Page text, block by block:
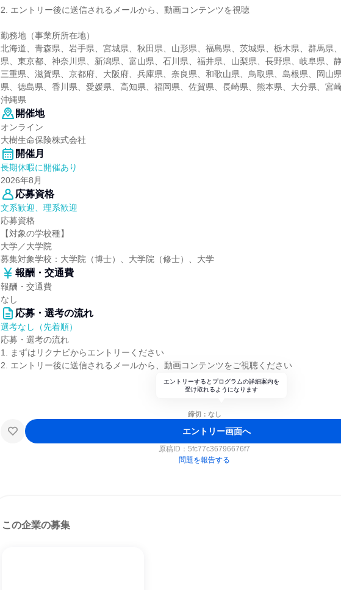
2. エントリー後に送信されるメールから、動画コンテンツを視聴
勤務地（事業所所在地）
北海道、青森県、岩手県、宮城県、秋田県、山形県、福島県、茨城県、栃木県、群馬県
県、東京都、神奈川県、新潟県、富山県、石川県、福井県、山梨県、長野県、岐阜県、静
三重県、滋賀県、京都府、大阪府、兵庫県、奈良県、和歌山県、鳥取県、島根県、岡山
県、徳島県、香川県、愛媛県、高知県、福岡県、佐賀県、長崎県、熊本県、大分県、宮崎
沖縄県
開催地
オンライン
大樹生命保険株式会社
開催月
長期休暇に開催あり
2026年8月
応募資格
文系歓迎、理系歓迎
応募資格
【対象の学校種】
大学／大学院
募集対象学校：大学院（博士）、大学院（修士）、大学
報酬・交通費
報酬・交通費
なし
応募・選考の流れ
選考なし（先着順）
応募・選考の流れ
1. まずはリクナビからエントリーください
2. エントリー後に送信されるメールから、動画コンテンツをご視聴ください
エントリーするとプログラムの詳細案内を
受け取れるようになります
締切：なし
エントリー画面へ
原稿ID： 5fc77c36796676f7
問題を報告する
この企業の募集